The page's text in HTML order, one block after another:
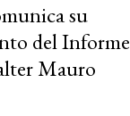
su
del Informe
Mauro